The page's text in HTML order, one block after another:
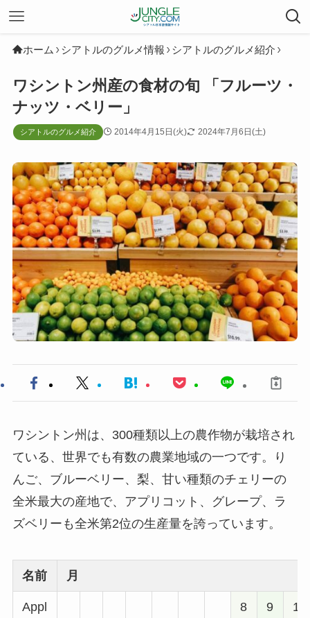
ホーム シアトルのグルメ情報 シアトルのグルメ紹介
ワシントン州産の食材の旬 「フルーツ・
ナッツ・ベリー」
シアトルのグルメ紹介 2014年4月15日(火) 2024年7月6日(土)
ワシントン州は、300種類以上の農作物が栽培され
ている、世界でも有数の農業地域の一つです。り
んご、ブルーベリー、梨、甘い種類のチェリーの
全米最大の産地で、アプリコット、グレープ、ラ
ズベリーも全米第2位の生産量を誇っています。
名前 月
Appl
8 9
1